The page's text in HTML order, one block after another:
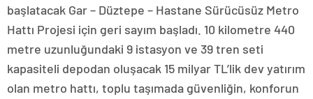
başlatacak Gar – Düztepe – Hastane Sürücüsüz Metro
Hattı Projesi için geri sayım başladı. 10 kilometre 440
metre uzunluğundaki 9 istasyon ve 39 tren seti
kapasiteli depodan oluşacak 15 milyar TL’lik dev yatırım
olan metro hattı, toplu taşımada güvenliğin, konforun